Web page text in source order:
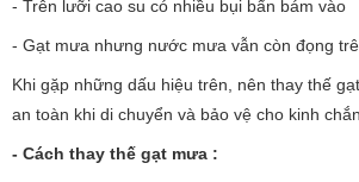
- Trên lưỡi cao su có nhiều bụi bẩn bám vào
- Gạt mưa nhưng nước mưa vẫn còn đọng
Khi gặp những dấu hiệu trên, nên thay thế
an toàn khi di chuyển và bảo vệ cho kinh
- Cách thay thế gạt mưa :